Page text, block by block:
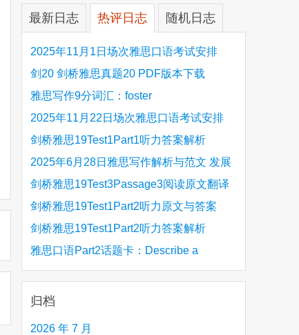
最新日志 热评日志 随机日志
2025年11月1日场次雅思口语考试安排
剑20 剑桥雅思真题20 PDF版本下载
雅思写作9分词汇：foster
2025年11月22日场次雅思口语考试安排
剑桥雅思19Test1Part1听力答案解析
Hinchingbrooke Country Park
2025年6月28日雅思写作解析与范文 发展
旅游业 手把手带你写高分范文
剑桥雅思19Test3Passage3阅读原文翻译
Is the era of artificial speech translation
upon us 人工智能语言翻译
剑桥雅思19Test1Part2听力原文与答案
Stanthorpe Twinning Association
剑桥雅思19Test1Part2听力答案解析
Stanthorpe Twinning Association
雅思口语Part2话题卡：Describe a
creative person (e.g. an artist, a musician,
etc.) you admire 钦佩的有创造力的人
归档
2026 年 7 月